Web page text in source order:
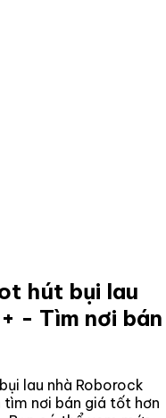
hút bụi lau
- Tìm nơi bán
lau nhà Roborock
tìm nơi bán giá tốt hơn